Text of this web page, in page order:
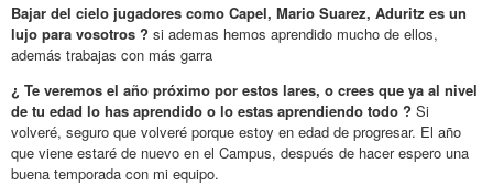
Bajar del cielo jugadores como Capel, Mario Suarez, Aduritz es un
lujo para vosotros ? si ademas hemos aprendido mucho de ellos,
además trabajas con más garra
¿ Te veremos el año próximo por estos lares, o crees que ya al nivel
de tu edad lo has aprendido o lo estas aprendiendo todo ? Si
volveré, seguro que volveré porque estoy en edad de progresar. El año
que viene estaré de nuevo en el Campus, después de hacer espero una
buena temporada con mi equipo.